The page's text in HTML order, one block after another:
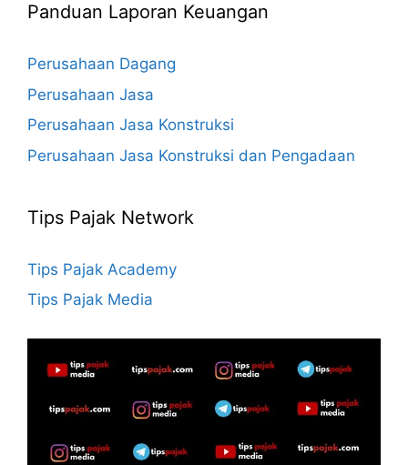
Panduan Laporan Keuangan
Perusahaan Dagang
Perusahaan Jasa
Perusahaan Jasa Konstruksi
Perusahaan Jasa Konstruksi dan Pengadaan
Tips Pajak Network
Tips Pajak Academy
Tips Pajak Media